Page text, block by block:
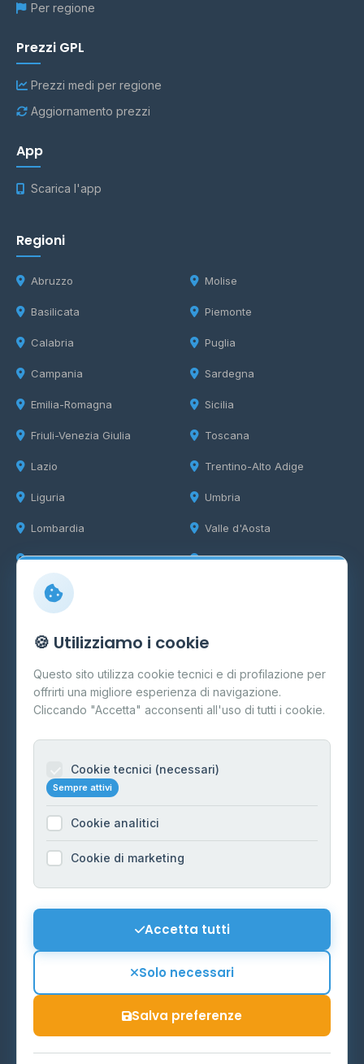
Per regione
Prezzi GPL
Prezzi medi per regione
Aggiornamento prezzi
App
Scarica l'app
Regioni
Abruzzo
Basilicata
Calabria
Campania
Emilia-Romagna
Friuli-Venezia Giulia
Lazio
Liguria
Lombardia
Marche
Molise
Piemonte
Puglia
Sardegna
Sicilia
Toscana
Trentino-Alto Adige
Umbria
Valle d'Aosta
Veneto
Info
Cos'è il GPL
FAQ
Contatti
Informazioni legali
Cookie Policy
Preferenze Cookie
Mappa del sito
🍪 Utilizziamo i cookie
Questo sito utilizza cookie tecnici e di profilazione per
offrirti una migliore esperienza di navigazione.
Cliccando "Accetta" acconsenti all'uso di tutti i cookie.
Cookie tecnici (necessari)
Sempre attivi
Cookie analitici
Cookie di marketing
Accetta tutti
Solo necessari
Salva preferenze